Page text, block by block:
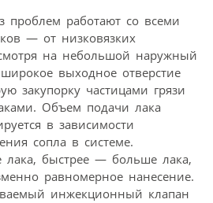
проблем работают со всеми
— от низковязких
на небольшой наружный
выходное отверстие
закупорку частицами грязи
Объем подачи лака
в зависимости
сопла в системе.
быстрее — больше лака,
равномерное нанесение.
инжекционный клапан